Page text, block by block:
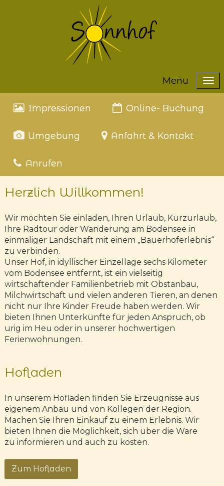
Menu
Impressionen Online- Buchung
Umgebung Anfahrt & Kontakt
Anrufen
Herzlich Willkommen!
Wir möchten Sie einladen, Ihren Urlaub, Kurzurlaub,
Ihre Radtour oder Wanderung am Bodensee in
einmaliger Landschaft mit einem „Bauerhoferlebnis“
zu verbinden.
Unser Hof, in idyllischer Einzellage sechs Kilometer
vom Bodensee entfernt, ist ein vielseitig
wirtschaftender Familienbetrieb mit Obstanbau,
Milchwirtschaft und vielen anderen Tieren, an denen
nicht nur Ihre Kinder Freude haben werden. Wir
bieten Ihnen Unterkünfte für jeden Anspruch, ob
urig im Heu oder in unserer hochwertigen
Ferienwohnungen.
Hofladen
In unserem Hofladen finden Sie Erzeugnisse aus
eigenem Anbau und von Kollegen der Region.
Machen Sie Ihren Einkauf zu einem Erlebnis. Wir
bieten Ihnen die Möglichkeit, sich über die Ware
zu informieren und auch zu kosten.
Zum Hofladen